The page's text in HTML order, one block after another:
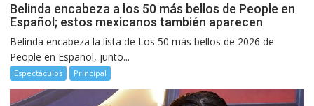
Belinda encabeza a los 50 más bellos de People en
Español; estos mexicanos también aparecen
Belinda encabeza la lista de Los 50 más bellos de 2026 de
People en Español, junto...
Espectáculos Principal